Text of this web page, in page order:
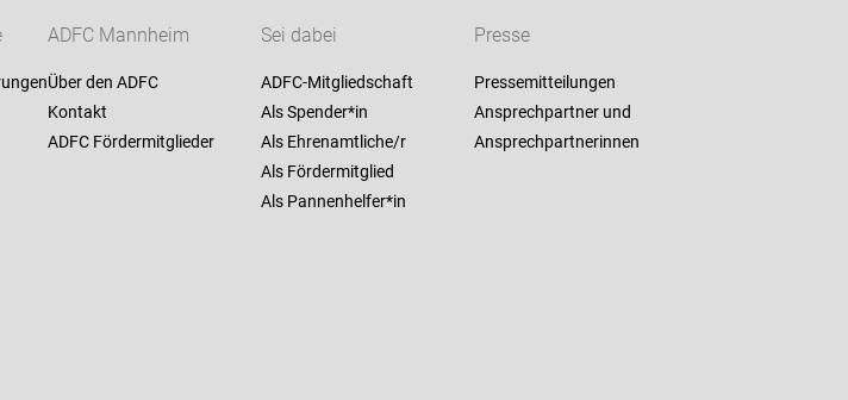
ADFC Mannheim
Über den ADFC
Kontakt
ADFC Fördermitglieder
Sei dabei
ADFC-Mitgliedschaft
Als Spender*in
Als Ehrenamtliche/r
Als Fördermitglied
Als Pannenhelfer*in
Presse
Pressemitteilungen
Ansprechpartner und
Ansprechpartnerinnen